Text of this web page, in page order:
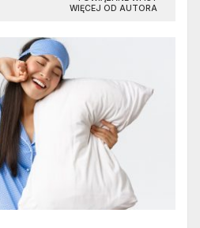
WIĘCEJ OD AUTORA